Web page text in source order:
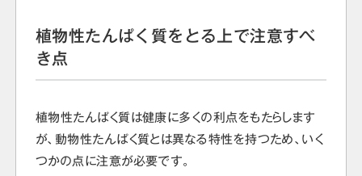
植物性たんぱく質をとる上で注意すべ
き点
植物性たんぱく質は健康に多くの利点をもたらします
が、動物性たんぱく質とは異なる特性を持つため、いく
つかの点に注意が必要です。